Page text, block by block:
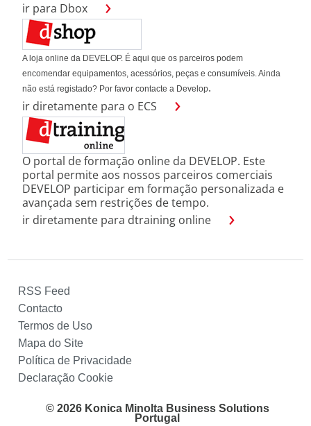
ir para Dbox
A loja online da DEVELOP. É aqui que os parceiros podem
encomendar equipamentos, acessórios, peças e consumíveis. Ainda
não está registado? Por favor contacte a Develop.
ir diretamente para o ECS
O portal de formação online da DEVELOP. Este
portal permite aos nossos parceiros comerciais
DEVELOP participar em formação personalizada e
avançada sem restrições de tempo.
ir diretamente para dtraining online
RSS Feed
Contacto
Termos de Uso
Mapa do Site
Política de Privacidade
Declaração Cookie
© 2026 Konica Minolta Business Solutions
Portugal